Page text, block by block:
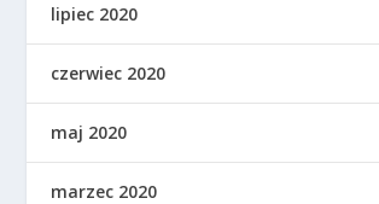
lipiec 2020
czerwiec 2020
maj 2020
marzec 2020